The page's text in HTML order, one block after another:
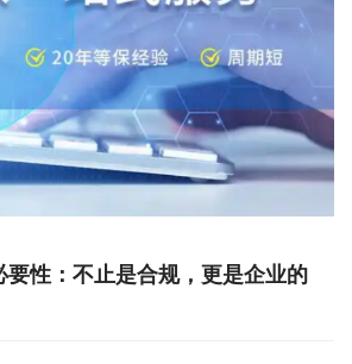
要性：不止是合规，更是企业的